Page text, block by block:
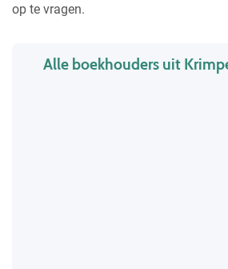
op te vragen.
Alle boekhouders uit